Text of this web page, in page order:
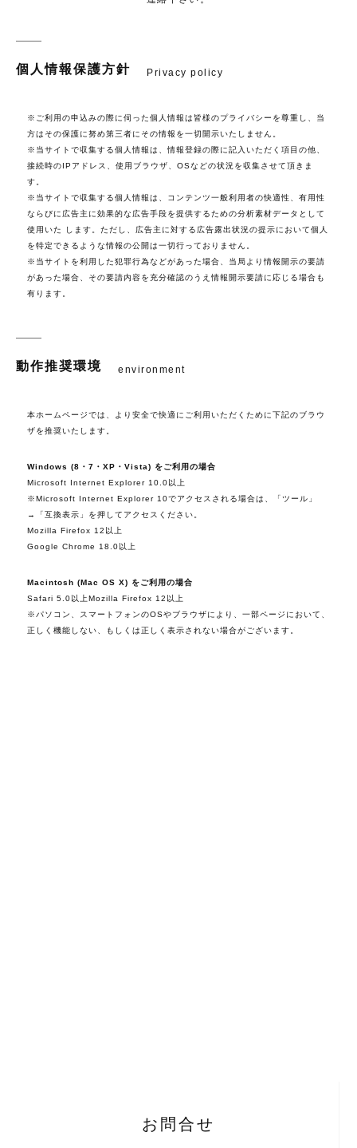
個人情報保護方針 Privacy policy
※ご利用の申込みの際に伺った個人情報は皆様のプライバシーを尊重し、当
方はその保護に努め第三者にその情報を一切開示いたしません。
※当サイトで収集する個人情報は、情報登録の際に記入いただく項目の他、
接続時のIPアドレス、使用ブラウザ、OSなどの状況を収集させて頂きま
す。
※当サイトで収集する個人情報は、コンテンツ一般利用者の快適性、有用性
ならびに広告主に効果的な広告手段を提供するための分析素材データとして
使用いた します。ただし、広告主に対する広告露出状況の提示において個人
を特定できるような情報の公開は一切行っておりません。
※当サイトを利用した犯罪行為などがあった場合、当局より情報開示の要請
があった場合、その要請内容を充分確認のうえ情報開示要請に応じる場合も
有ります。
動作推奨環境 environment
本ホームページでは、より安全で快適にご利用いただくために下記のブラウ
ザを推奨いたします。
Windows (8・7・XP・Vista) をご利用の場合
Microsoft Internet Explorer 10.0以上
※Microsoft Internet Explorer 10でアクセスされる場合は、「ツール」
→「互換表示」を押してアクセスください。
Mozilla Firefox 12以上
Google Chrome 18.0以上
Macintosh (Mac OS X) をご利用の場合
Safari 5.0以上Mozilla Firefox 12以上
※パソコン、スマートフォンのOSやブラウザにより、一部ページにおいて、
正しく機能しない、もしくは正しく表示されない場合がございます。
お問合せ